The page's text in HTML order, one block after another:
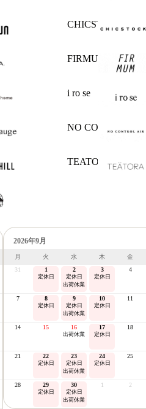
CHICSTOCKS
FIRMUM
i ro se
NO CONTROL AIR
TEATORA
2026年9月
月 火 水 木 金
31
1
定休日
2
定休日
出荷休業
3
定休日
4
7 8
定休日
9
定休日
出荷休業
10
定休日
11
14 15 16
出荷休業
17
定休日
18
21 22
定休日
23
定休日
出荷休業
24
定休日
25
28 29
定休日
30
定休日
出荷休業
1 2